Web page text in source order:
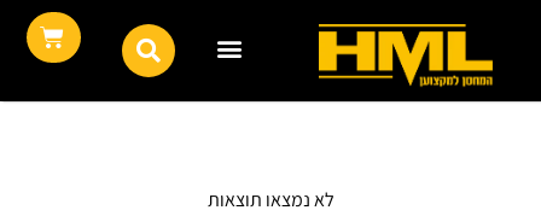
לא נמצאו תוצאות